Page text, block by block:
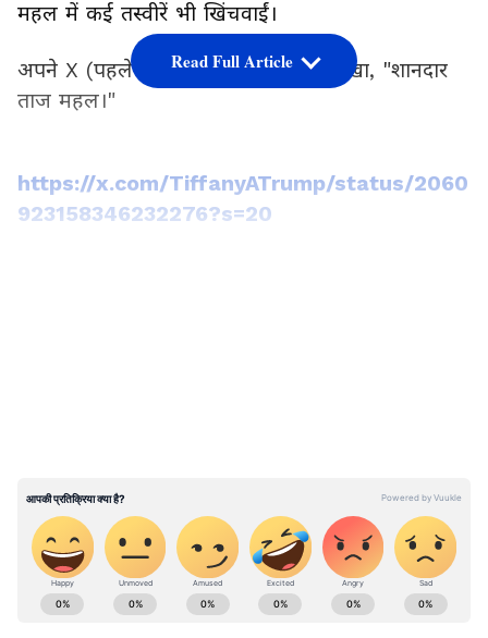
महल में कई तस्वीरें भी खिंचवाईं।
अपने X (पहले ट्विटर) पोस्ट में उन्होंने लिखा, "शानदार
ताज महल।"
https://x.com/TiffanyATrump/status/2060
923158346232276?s=20
Read Full Article
ABOUT THE AUTHOR